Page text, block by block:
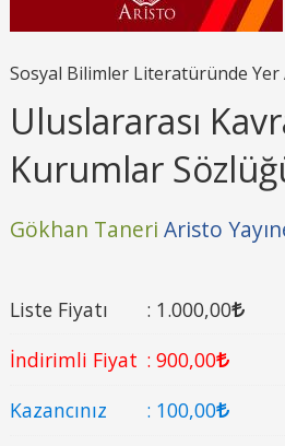
Sosyal Bilimler Literatüründe Yer
Uluslararası
Kurumlar
Gökhan Taneri Aristo
Liste Fiyatı : 1.000,00
İndirimli Fiyat : 900,00
Kazancınız
: 100,00